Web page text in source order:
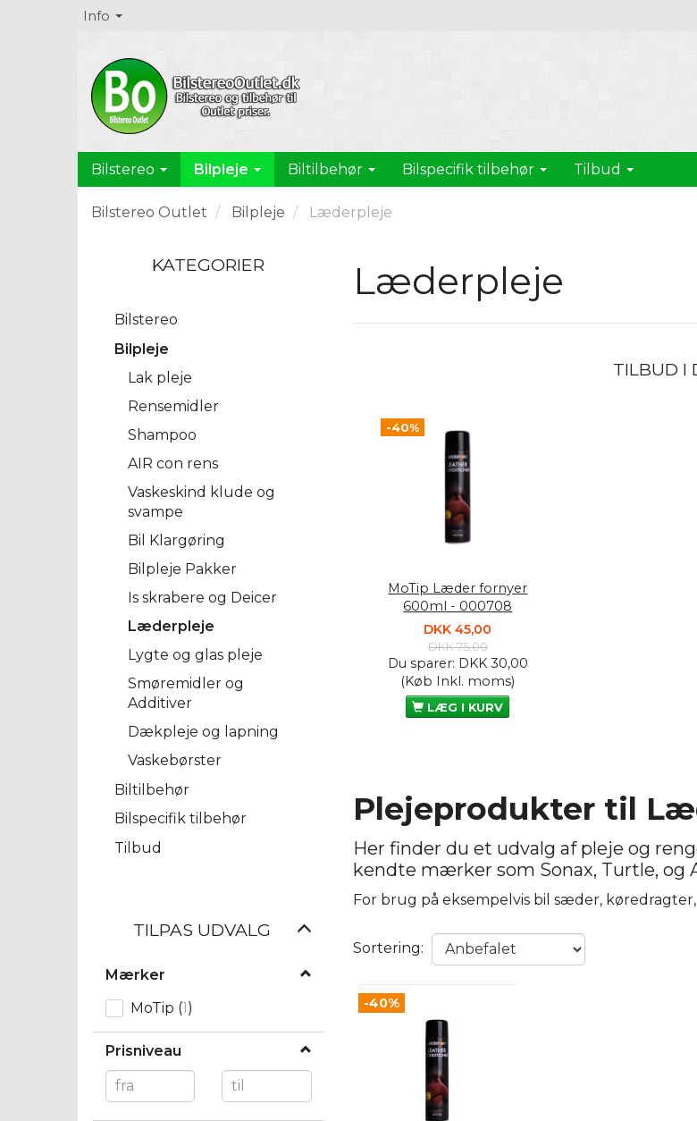
Info
Bilstereo Bilpleje Biltilbehør Bilspecifik tilbehør Tilbud
Bilstereo Outlet Bilpleje Læderpleje
KATEGORIER
Bilstereo
Bilpleje
Lak pleje
Rensemidler
Shampoo
AIR con rens
Vaskeskind klude og
svampe
Bil Klargøring
Bilpleje Pakker
Is skrabere og Deicer
Læderpleje
Lygte og glas pleje
Smøremidler og
Additiver
Dækpleje og lapning
Vaskebørster
Biltilbehør
Bilspecifik tilbehør
Tilbud
TILPAS UDVALG
filter
Mærker
MoTip (1)
Prisniveau
Læderpleje
TILBUD I
-40%
MoTip Læder fornyer
600ml - 000708
DKK 45,00
DKK 75,00
Du sparer: DKK 30,00
(Køb Inkl. moms)
LÆG I KURV
Plejeprodukter til
Her finder du et udvalg af pleje og
kendte mærker som Sonax, Turtle, og
For brug på eksempelvis bil sæder,
Sortering:
-40%